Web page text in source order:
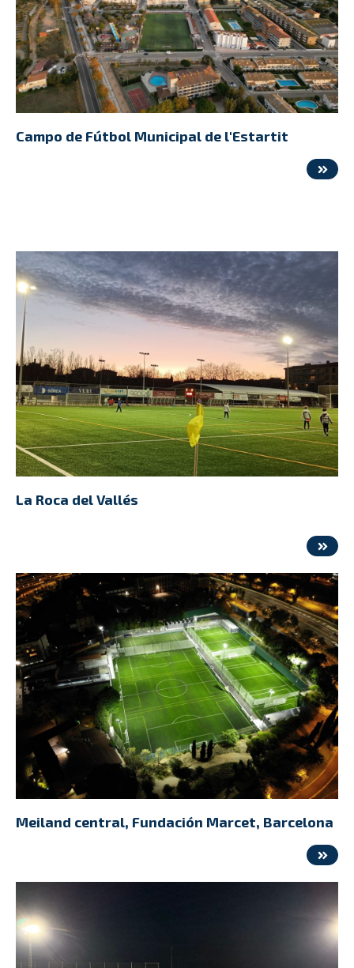
Campo de Fútbol Municipal de l'Estartit
La Roca del Vallés
Meiland central, Fundación Marcet, Barcelona